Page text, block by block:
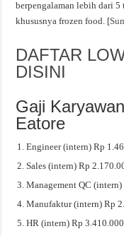
berpengalaman lebih dari
khususnya frozen food. [
DAFTAR
DISINI
Gaji
Eatore
Engineer (intern) Rp
Sales (intern) Rp
Management QC
Manufaktur (intern) Rp
HR (intern) Rp 3.410.000